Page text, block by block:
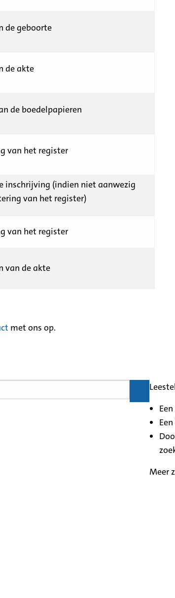
de geboorte
de akte
de boedelpapieren
van het register
inschrijving (indien niet aanwezig
van het register)
van het register
van de akte
met ons op.
Meer